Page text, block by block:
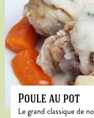
Poule au pot
Le grand classique de